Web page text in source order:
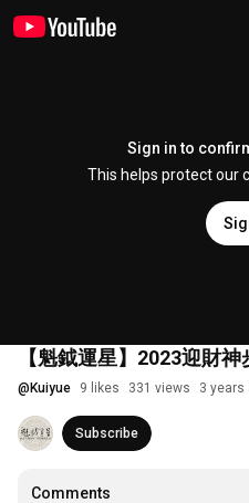
Sign in to
This helps protect our
【魁鉞運星】2023迎財
@ Kuiyue 9 likes 331 views 3 years
Subscribe
Comments